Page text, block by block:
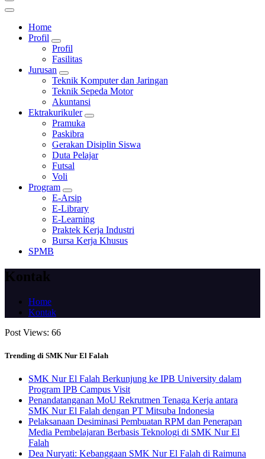
Home
Profil
Profil
Fasilitas
Jurusan
Teknik Komputer dan Jaringan
Teknik Sepeda Motor
Akuntansi
Ektrakurikuler
Pramuka
Paskibra
Gerakan Disiplin Siswa
Duta Pelajar
Futsal
Voli
Program
E-Arsip
E-Library
E-Learning
Praktek Kerja Industri
Bursa Kerja Khusus
SPMB
Kontak
Home
Kontak
Post Views: 66
Trending di SMK Nur El Falah
SMK Nur El Falah Berkunjung ke IPB University dalam
Program IPB Campus Visit
Penandatanganan MoU Rekrutmen Tenaga Kerja antara
SMK Nur El Falah dengan PT Mitsuba Indonesia
Pelaksanaan Desiminasi Pembuatan RPM dan Penerapan
Media Pembelajaran Berbasis Teknologi di SMK Nur El
Falah
Dea Nuryati: Kebanggaan SMK Nur El Falah di Raimuna